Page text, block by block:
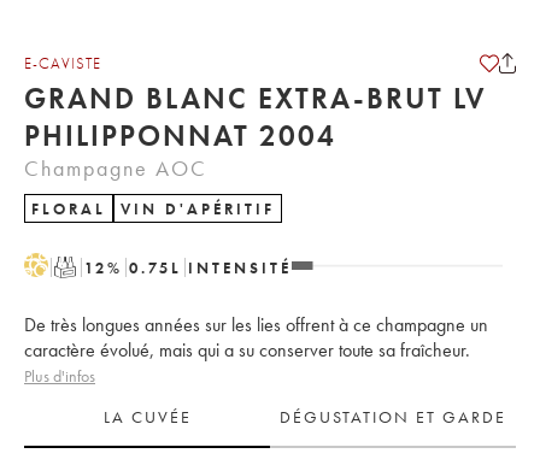
E-CAVISTE
GRAND BLANC EXTRA-BRUT LV
PHILIPPONNAT 2004
Champagne AOC
FLORAL VIN D'APÉRITIF
HT 12% 0.75 L INTENSITÉ
De très longues années sur les lies offrent à ce champagne un
caractère évolué, mais qui a su conserver toute sa fraîcheur.
Plus d'infos
LA CUVÉE
DÉGUSTATION ET GARDE